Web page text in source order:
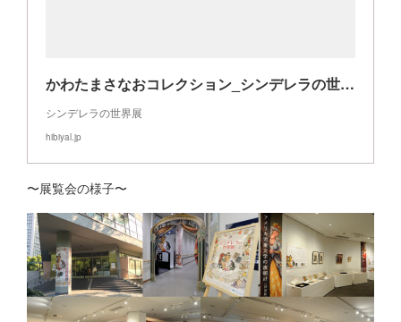
かわたまさなおコレクション_シンデレラの世界展
シンデレラの世界展
hibiyal.jp
〜展覧会の様子〜